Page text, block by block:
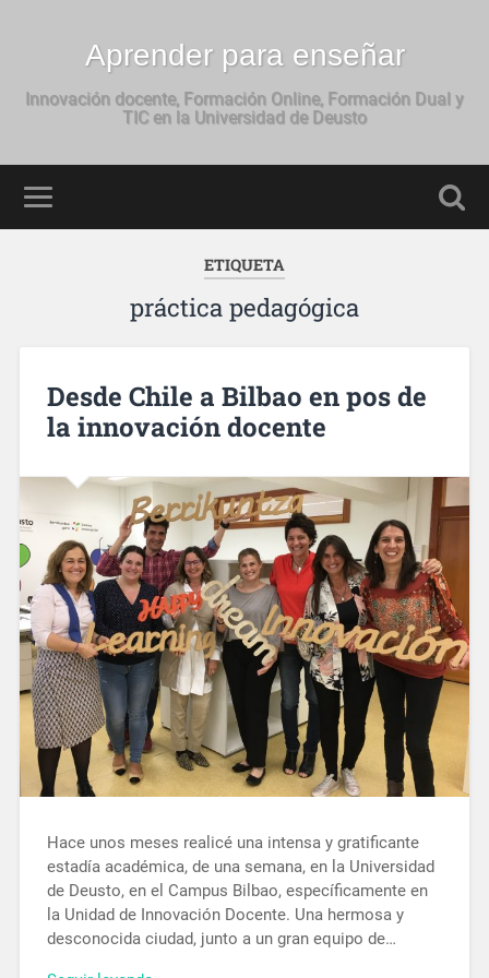
Aprender para enseñar
Innovación docente, Formación Online, Formación Dual y
TIC en la Universidad de Deusto
ETIQUETA
práctica pedagógica
Desde Chile a Bilbao en pos de
la innovación docente
Hace unos meses realicé una intensa y gratificante
estadía académica, de una semana, en la Universidad
de Deusto, en el Campus Bilbao, específicamente en
la Unidad de Innovación Docente. Una hermosa y
desconocida ciudad, junto a un gran equipo de…